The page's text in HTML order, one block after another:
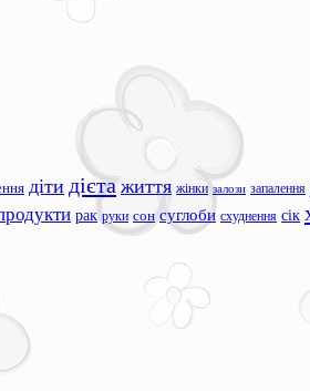
діти дієта життя жінки залози запалення
рак руки сон суглоби схуднення сік